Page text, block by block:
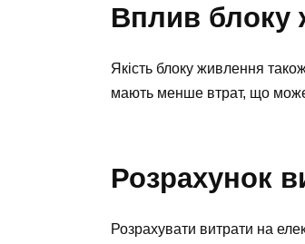
Вплив блоку
Якість блоку живлення
мають менше втрат, що може
Розрахунок
Розрахувати витрати на